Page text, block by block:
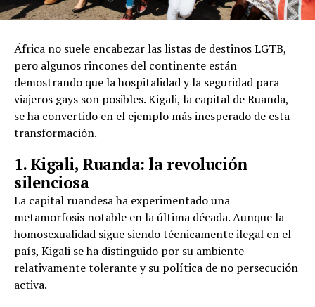
África no suele encabezar las listas de destinos LGTB,
pero algunos rincones del continente están
demostrando que la hospitalidad y la seguridad para
viajeros gays son posibles. Kigali, la capital de Ruanda,
se ha convertido en el ejemplo más inesperado de esta
transformación.
1. Kigali, Ruanda: la revolución
silenciosa
La capital ruandesa ha experimentado una
metamorfosis notable en la última década. Aunque la
homosexualidad sigue siendo técnicamente ilegal en el
país, Kigali se ha distinguido por su ambiente
relativamente tolerante y su política de no persecución
activa.